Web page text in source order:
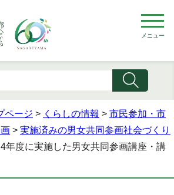
メニュー
ページ > くらしの情報 > 市民参加・市
> 実施済みの男女共同参画社会づくり
年度に実施した男女共同参画講座・講